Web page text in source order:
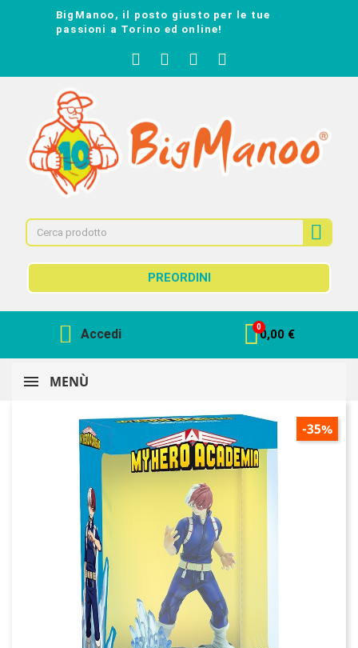
BigManoo, il posto giusto per le tue
passioni a Torino ed online!
PREORDINI
Accedi 0,00 €
MENÙ
-35%